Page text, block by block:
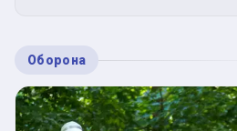
Оборона